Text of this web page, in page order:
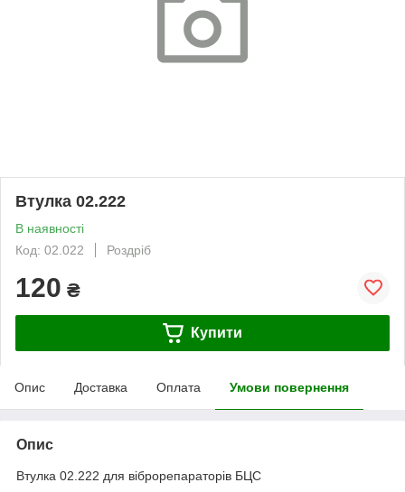
Втулка 02.222
В наявності
Код: 02.022
Роздріб
120 ₴
Купити
Опис Доставка Оплата Умови повернення
Опис
Втулка 02.222 для віброрепараторів БЦС